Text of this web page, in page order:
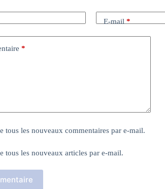
E-mail *
*
tous les nouveaux commentaires par e-mail.
tous les nouveaux articles par e-mail.